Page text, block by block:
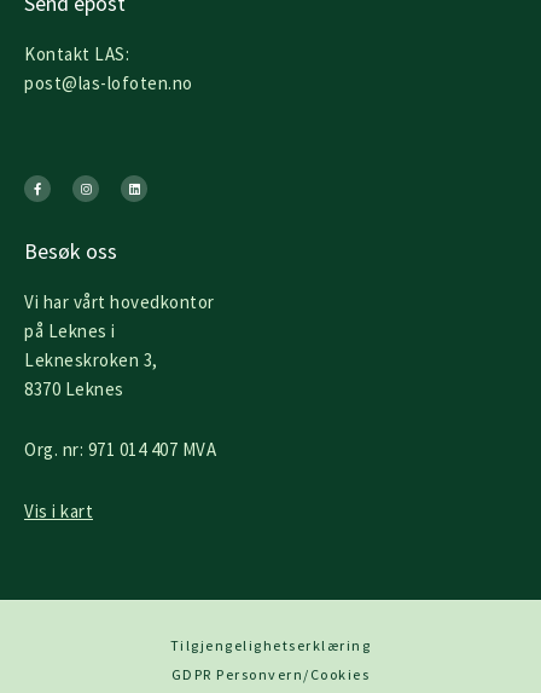
Kontakt LAS:
post@las-lofoten.no
c
e
b
-
s
t
a
m
n
k
e
Besøk oss
Vi har vårt hovedkontor
på Leknes i
Lekneskroken 3,
8370 Leknes
Org. nr: 971 014 407 MVA
Vis i kart
Tilgjengelighetserklæring
GDPR Personvern/Cookies